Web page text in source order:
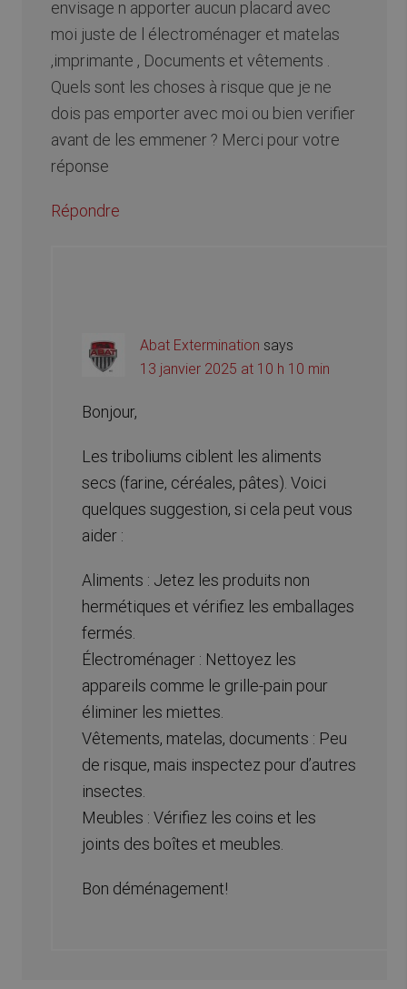
envisage n apporter aucun placard avec
moi juste de l électroménager et matelas
,imprimante , Documents et vêtements .
Quels sont les choses à risque que je ne
dois pas emporter avec moi ou bien verifier
avant de les emmener ? Merci pour votre
réponse
Répondre
Abat Extermination says
13 janvier 2025 at 10 h 10 min
Bonjour,
Les triboliums ciblent les aliments
secs (farine, céréales, pâtes). Voici
quelques suggestion, si cela peut vous
aider :
Aliments : Jetez les produits non
hermétiques et vérifiez les emballages
fermés.
Électroménager : Nettoyez les
appareils comme le grille-pain pour
éliminer les miettes.
Vêtements, matelas, documents : Peu
de risque, mais inspectez pour d’autres
insectes.
Meubles : Vérifiez les coins et les
joints des boîtes et meubles.
Bon déménagement!